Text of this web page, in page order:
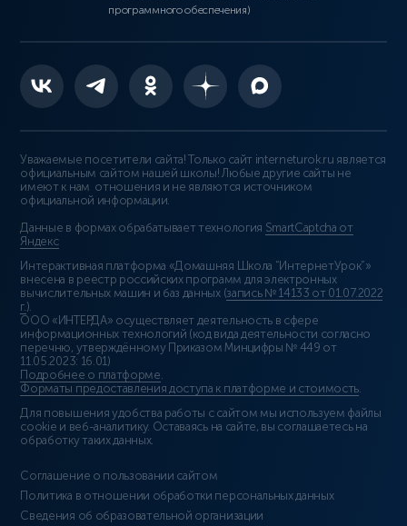
программного обеспечения)
Уважаемые посетители сайта! Только сайт interneturok.ru является
официальным сайтом нашей школы! Любые другие сайты не
имеют к нам отношения и не являются источником
официальной информации.
Данные в формах обрабатывает технология SmartCaptcha от
Яндекс
Интерактивная платформа «Домашняя Школа “ИнтернетУрок”»
внесена в реестр российских программ для электронных
вычислительных машин и баз данных (запись № 14133 от 01.07.2022
г.).
ООО «ИНТЕРДА» осуществляет деятельность в сфере
информационных технологий (код вида деятельности согласно
перечню, утверждённому Приказом Минцифры № 449 от
11.05.2023: 16.01)
Подробнее о платформе.
Форматы предоставления доступа к платформе и стоимость.
Для повышения удобства работы с сайтом мы используем файлы
cookie и веб-аналитику. Оставаясь на сайте, вы соглашаетесь на
обработку таких данных.
Соглашение о пользовании сайтом
Политика в отношении обработки персональных данных
Сведения об образовательной организации